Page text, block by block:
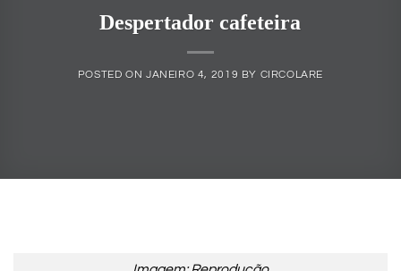
Despertador cafeteira
POSTED ON JANEIRO 4, 2019 BY CIRCOLARE